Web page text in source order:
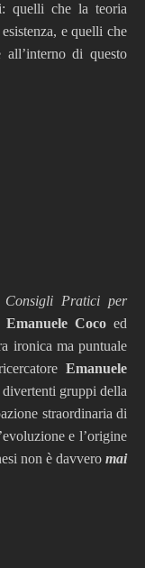
quelli che la teoria
e quelli che
di questo
Consigli Pratici per
Emanuele Coco ed
ironica ma puntuale
Emanuele
gruppi della
straordinaria di
e l’origine
non è davvero mai